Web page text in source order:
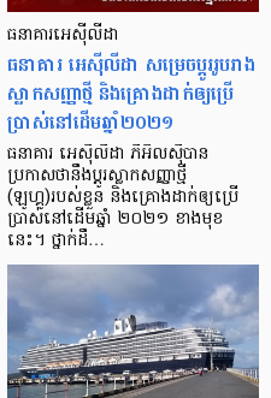
ធនាគារអេស៊ីលីដា
ធនាគារ អេស៊ីលីដា សម្រេចប្ដូររូបរាង
ស្លាកសញ្ញាថ្មី និងគ្រោងដាក់ឲ្យប្រើ
ប្រាស់នៅដើមឆ្នាំ២០២១
ធនាគារ អេស៊ីលីដា ភីអិលស៊ីបាន
ប្រកាសថានឹងប្ដូរស្លាកសញ្ញាថ្មី
(ឡូហ្គូ)របស់ខ្លួន និងគ្រោងដាក់ឲ្យប្រើ
ប្រាស់នៅដើមឆ្នាំ ២០២១ ខាងមុខ
នេះ។ ថ្នាក់ដឹ…